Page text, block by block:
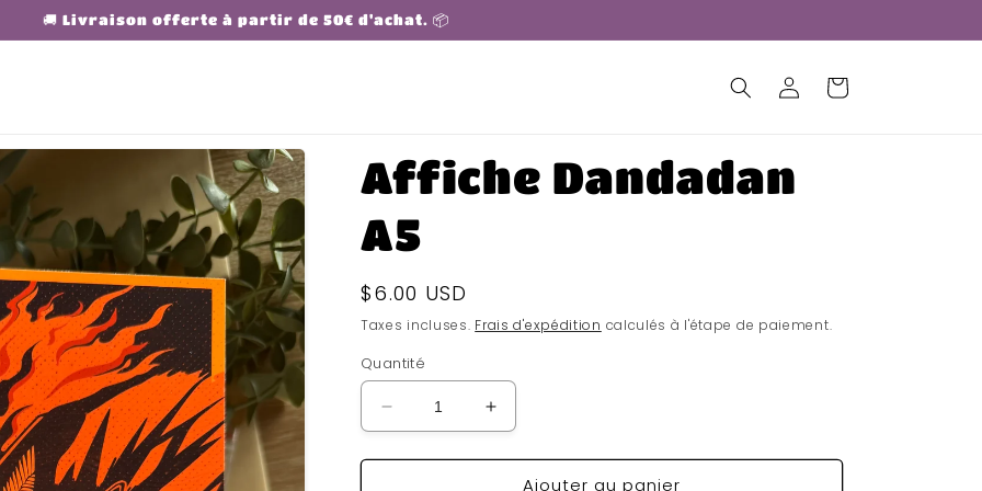
🚚 Livraison offerte à partir de 50€ d'achat. 📦
ConnexionPanier
Affiche Dandadan
A5
Prix
habituel
$6.00 USD
Taxes incluses. Frais d'expédition calculés à l'étape de paiement.
Quantité
Réduire
la
quantité
Augmenter
la
quantité
Ajouter au panier